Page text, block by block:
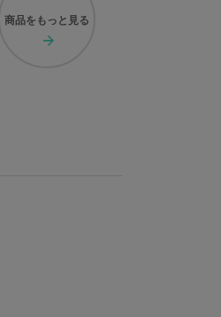
商品を もっと見る